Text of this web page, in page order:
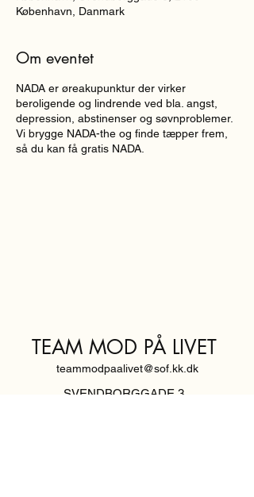
København, Danmark
Om eventet
NADA er øreakupunktur der virker
beroligende og lindrende ved bla. angst,
depression, abstinenser og søvnproblemer.
Vi brygge NADA-the og finde tæpper frem,
så du kan få gratis NADA.
TEAM MOD PÅ LIVET
teammodpaalivet@sof.kk.dk
SVENDBORGGADE 3,